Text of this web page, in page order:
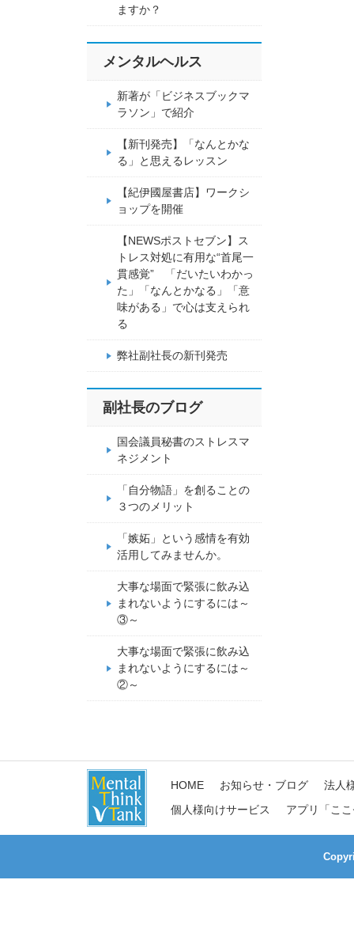
ますか？
メンタルヘルス
新著が「ビジネスブックマ
ラソン」で紹介
【新刊発売】「なんとかな
る」と思えるレッスン
【紀伊國屋書店】ワークシ
ョップを開催
【NEWSポストセブン】ス
トレス対処に有用な“首尾一
貫感覚” 「だいたいわかっ
た」「なんとかなる」「意
味がある」で心は支えられ
る
弊社副社長の新刊発売
副社長のブログ
国会議員秘書のストレスマ
ネジメント
「自分物語」を創ることの
３つのメリット
「嫉妬」という感情を有効
活用してみませんか。
大事な場面で緊張に飲み込
まれないようにするには～
③～
大事な場面で緊張に飲み込
まれないようにするには～
②～
HOME お知らせ・ブログ
法人
個人様向けサービス
アプリ「こ